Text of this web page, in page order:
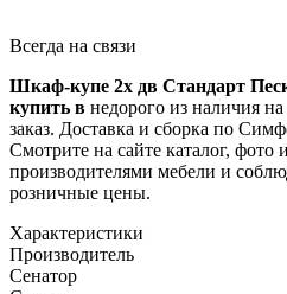
Всегда на связи
Шкаф-купе 2х дв Стандарт
купить в недорого из наличия
заказ. Доставка и сборка по
Смотрите на сайте каталог,
производителями мебели и
розничные цены.
Характеристики
Производитель
Сенатор